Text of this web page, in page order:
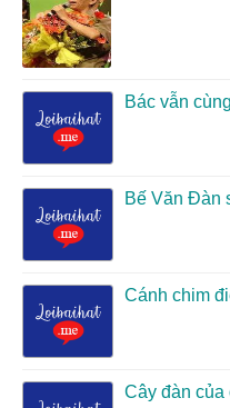
Bác vẫn
Bế Văn Đàn
Cánh chim
Cây đàn của